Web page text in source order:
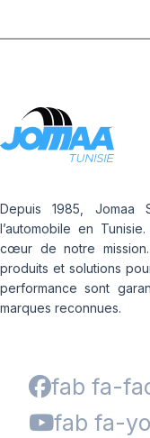
Depuis 1985,
l’automobile en
cœur de notre
produits et solutions
performance sont
marques reconnues.
fab fa-
fab fa-